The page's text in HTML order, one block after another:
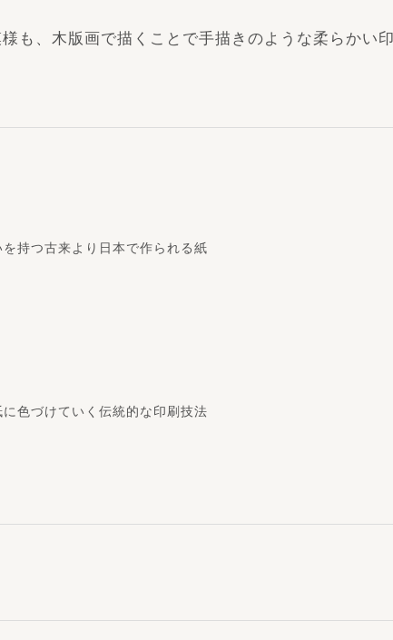
色づけていく伝統的な印刷技法
持つ古来より日本で作られる紙
も、木版画で描くことで手描きのような柔らかい